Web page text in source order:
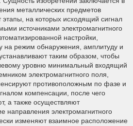
металлических предметов
этапы, на которых исходящий сигнал
источниками электромагнитного
настройки,
режим обнаружения, амплитуду и
таким образом, чтобы
уровню минимальный входящий
электромагнитного поля,
противоположным по фазе и
компенсации, после чего
а также осуществляют
направления электромагнитного
изменяют взаимное расположение